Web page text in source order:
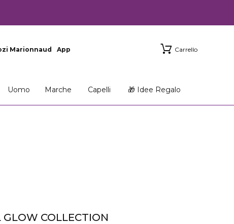
Marionnaud App Carrello
Uomo Marche Capelli 🎁 Idee Regalo
COLLECTION